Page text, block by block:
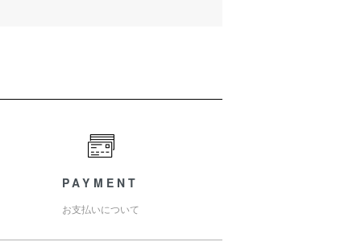
PAYMENT
お支払いについて